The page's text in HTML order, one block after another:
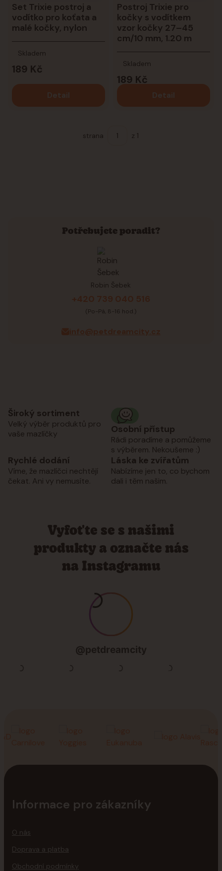
Set Trixie postroj a
vodítko pro koťata a
malé kočky, nylon
189 Kč
Skladem
Detail
Postroj Trixie pro
kočky s vodítkem
vzor kočky 27–45
cm/10 mm, 1.20 m
189 Kč
Skladem
Detail
strana z 1
Potřebujete poradit?
Robin Šebek
+420 739 040 516
(Po-Pá, 8-16 hod.)
info@petdreamcity.cz
Široký sortiment
Velký výběr produktů pro
vaše mazlíčky
Osobní přístup
Rádi poradíme a pomůžeme
s výběrem. Nekoušeme :)
Rychlé dodání
Víme, že mazlíčci nechtějí
čekat. Ani vy nemusíte.
Láska ke zvířatům
Nabízíme jen to, co bychom
dali i těm našim.
Informace pro zákazníky
O nás
Doprava a platba
Obchodní podmínky
Vyfoťte se s našimi
produkty a označte nás
na Instagramu